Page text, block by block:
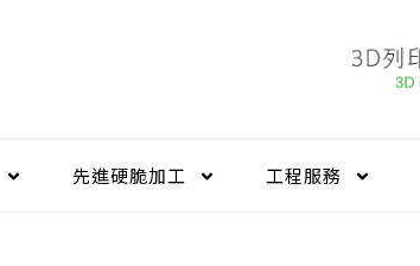
先進硬脆加工​ 工程服務